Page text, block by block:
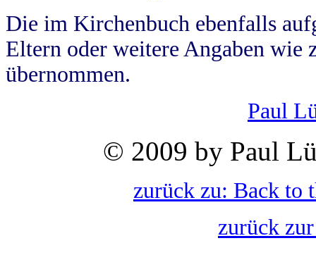
Die im Kirchenbuch ebenfalls
Eltern oder weitere Angaben wie
übernommen.
Paul
© 2009 by Paul
zurück zu: Back to
zurück